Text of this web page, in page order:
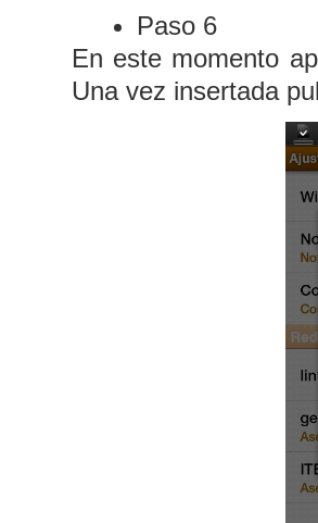
Paso 6
En este momento
Una vez insertada